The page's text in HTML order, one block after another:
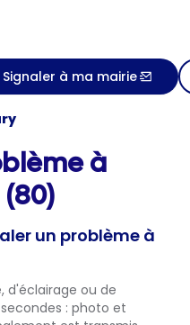
Signaler à ma mairie
à
un problème à
d'éclairage ou de
: photo et